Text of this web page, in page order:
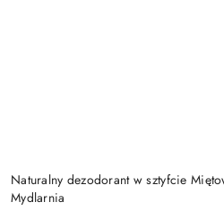
Naturalny dezodorant w sztyfcie
Mydlarnia